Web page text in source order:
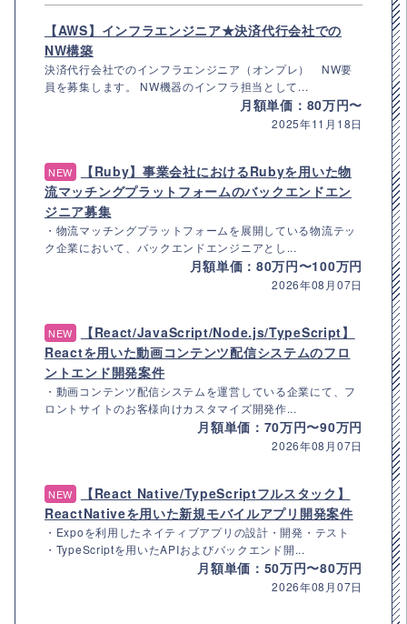
【AWS】インフラエンジニア★決済代行会社での
NW構築
決済代行会社でのインフラエンジニア（オンプレ） NW要
員を募集します。 NW機器のインフラ担当として...
月額単価：80万円〜
2025年11月18日
NEW
【Ruby】事業会社におけるRubyを用いた物
流マッチングプラットフォームのバックエンドエン
ジニア募集
・物流マッチングプラットフォームを展開している物流テッ
ク企業において、バックエンドエンジニアとし...
月額単価：80万円〜100万円
2026年08月07日
NEW
【React/JavaScript/Node.js/TypeScript】
Reactを用いた動画コンテンツ配信システムのフロ
ントエンド開発案件
・動画コンテンツ配信システムを運営している企業にて、フ
ロントサイトのお客様向けカスタマイズ開発作...
月額単価：70万円〜90万円
2026年08月07日
NEW
【React Native/TypeScriptフルスタック】
ReactNativeを用いた新規モバイルアプリ開発案件
・Expoを利用したネイティブアプリの設計・開発・テスト
・TypeScriptを用いたAPIおよびバックエンド開...
月額単価：50万円〜80万円
2026年08月07日